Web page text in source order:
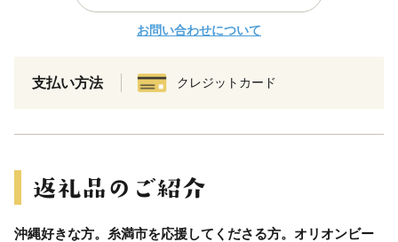
お問い合わせについて
支払い方法 クレジットカード
沖縄好きな方。糸満市を応援してくださる方。オリオンビー